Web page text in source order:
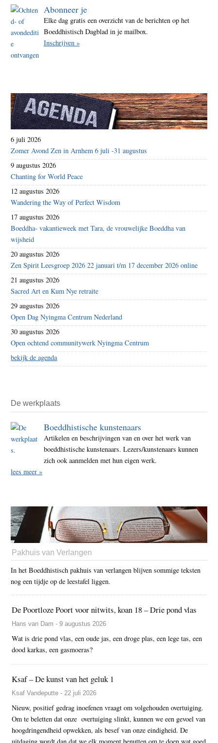
Abonneer je
Elke dag gratis een overzicht van de berichten op het
Boeddhistisch Dagblad in je mailbox.
Inschrijven »
6 juli 2026
Zomer Avond Zen in Arnhem 6 juli -31 augustus
9 augustus 2026
Chanting for World Peace
12 augustus 2026
Wandering the Way of Perfect Wisdom
17 augustus 2026
Boeddha- vakantieweek met Tara, de vrouwelijke Boeddha van
wijsheid
20 augustus 2026
Zen Spirit Leesgroep 2026 22 januari t/m 17 december 2026 online
21 augustus 2026
Sacred Art en Kum Nye retraite
29 augustus 2026
Open Dag Nyingma Centrum Nederland
30 augustus 2026
Open ochtend communitywerk Nyingma Centrum
bekijk de agenda
De werkplaats
Boeddhistische kunstenaars
Artikelen en beschrijvingen van en over het werk van
boeddhistische kunstenaars. Lezers/kunstenaars kunnen
zich ook aanmelden met hun eigen werk.
lees meer »
Pakhuis van Verlangen
In het Boeddhistisch pakhuis van verlangen blijven sommige teksten
nog een tijdje op de leestafel liggen.
De Poortloze Poort voor nitwits, koan 18 – Drie pond vlas
Hans van Dam - 9 augustus 2026
Wat is drie pond vlas, een oude jas, een droge plas, een lege tas, een
dood karkas, een gasmoeras?
Ksaf – De kunst van het geluk 1
Ksaf Vandeputte - 22 juli 2026
Nieuw, positief gedrag inoefenen vraagt om volgehouden overtuiging.
Om te beletten dat onze overtuiging slinkt, kunnen we een gevoel van
hoogdringendheid opwekken, als besef van onze eindigheid. De